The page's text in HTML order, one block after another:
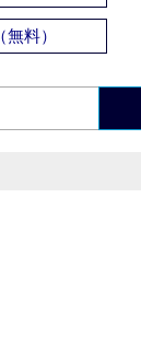
料）